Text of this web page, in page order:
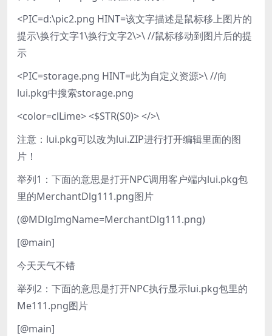
<PIC=d:\pic2.png HINT=该文字描述是鼠标移上图片的
提示\换行文字1\换行文字2\>\ //鼠标移动到图片后的提
示
<PIC=storage.png HINT=此为自定义资源>\ //向
lui.pkg中搜索storage.png
<color=clLime> <$STR(S0)> </>\
注意：lui.pkg可以改为lui.ZIP进行打开编辑里面的图
片！
举列1：下面的意思是打开NPC调用客户端内lui.pkg包
里的MerchantDlg111.png图片
(@MDlgImgName=MerchantDlg111.png)
[@main]
今天天气不错
举列2：下面的意思是打开NPC执行显示lui.pkg包里的
Me111.png图片
[@main]